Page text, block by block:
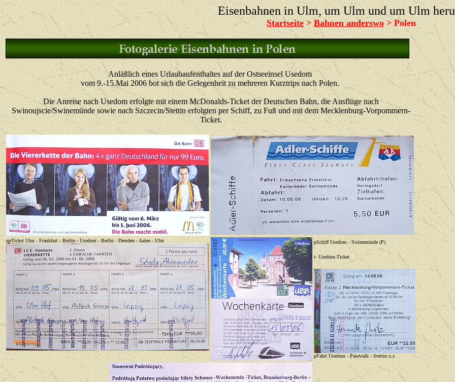
Eisenbahnen in Ulm, um Ulm und um Ulm
Startseite >Bahnen anderswo>Polen
Anläßlich eines Urlaubaufenthaltes auf der Ostseeinsel Usedom
vom 9.-15.Mai 2006 bot sich die Gelegenheit zu mehreren Kurztrips nach Polen.
Die Anreise nach Usedom erfolgte mit einem McDonalds-Ticket der Deutschen Bahn, die Ausflüge nach
Swinoujscie/Swinemünde sowie nach Szczecin/Stettin erfolgten per Schiff, zu Fuß und mit dem Mecklenburg-Vorpommern-
Ticket.
qpTicket Ulm - Frankfurt - Berlin - Usedom - Berlin - Dresden - Aalen - Ulm pSchiff Usedom - Swinemünde (P)
t- Usedom-Ticket
pFahrt Usedom - Pasewalk - Stettin u.z